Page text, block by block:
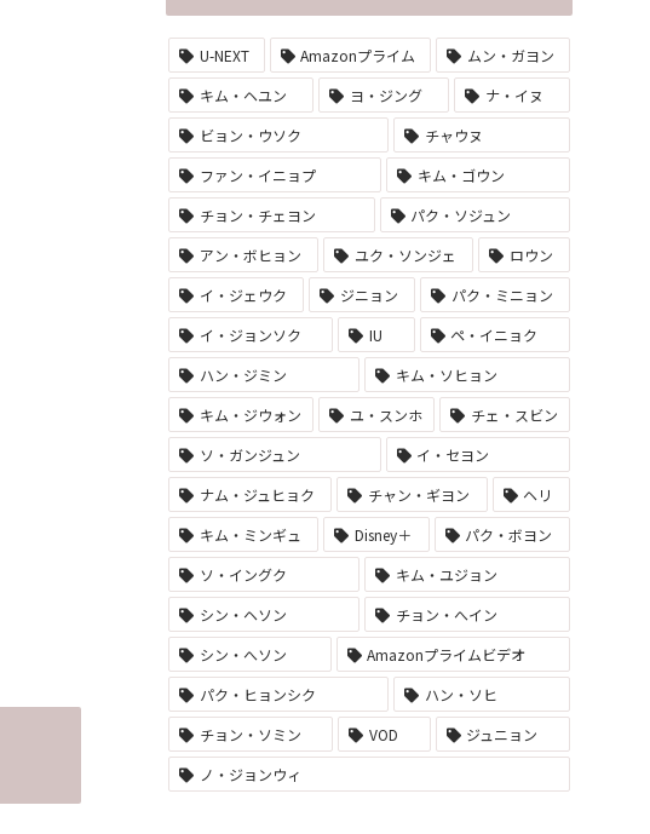
U-NEXT Amazonプライム
ムン・ガヨン
キム・ヘユン
ヨ・ジング
ナ・イヌ
ビョン・ウソク
チャウヌ
ファン・イニョプ
キム・ゴウン
チョン・チェヨン
パク・ソジュン
アン・ボヒョン
ユク・ソンジェ
ロウン
イ・ジェウク
ジニョン
パク・ミニョン
イ・ジョンソク
IU
ペ・イニョク
ハン・ジミン
キム・ソヒョン
キム・ジウォン
ユ・スンホ
チェ・スビン
ソ・ガンジュン
イ・セヨン
ナム・ジュヒョク
チャン・ギヨン
ヘリ
キム・ミンギュ
Disney＋
パク・ボヨン
ソ・イングク
キム・ユジョン
シン・ヘソン
チョン・へイン
シン・へソン
Amazonプライムビデオ
パク・ヒョンシク
ハン・ソヒ
チョン・ソミン
VOD
ジュニョン
ノ・ジョンウィ